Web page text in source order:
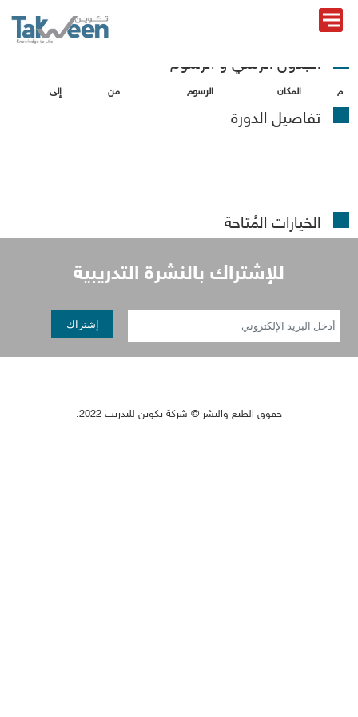
الجدول الزمني و الرسو
المكان الرسو ن إلى
تفاصيل الدورة
الخيارات المُتاحة
إشتراك بالنشرة التدريبية
حقوق الطبع والنشر © شركة تكوين للتدريب 2022.